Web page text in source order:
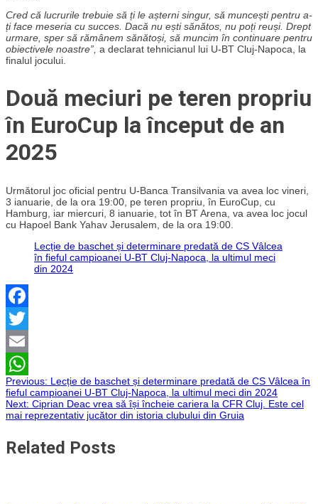
Cred că lucrurile trebuie să ți le așterni singur, să muncești pentru a-
ți face meseria cu succes. Dacă nu ești sănătos, nu poți reuși. Drept
urmare, sper să rămânem sănătoși, să muncim în continuare pentru
obiectivele noastre”, a declarat tehnicianul lui U-BT Cluj-Napoca, la
finalul jocului.
Două meciuri pe teren propriu
în EuroCup la început de an
2025
Următorul joc oficial pentru U-Banca Transilvania va avea loc vineri,
3 ianuarie, de la ora 19:00, pe teren propriu, în EuroCup, cu
Hamburg, iar miercuri, 8 ianuarie, tot în BT Arena, va avea loc jocul
cu Hapoel Bank Yahav Jerusalem, de la ora 19:00.
Lecție de baschet și determinare predată de CS Vâlcea
în fieful campioanei U-BT Cluj-Napoca, la ultimul meci
din 2024
Facebook
Twitter
Email
WhatsApp
Navigare
în
articole
Previous: Lecție de baschet și determinare predată de CS Vâlcea în
fieful campioanei U-BT Cluj-Napoca, la ultimul meci din 2024
Next: Ciprian Deac vrea să își încheie cariera la CFR Cluj. Este cel
mai reprezentativ jucător din istoria clubului din Gruia
Related Posts